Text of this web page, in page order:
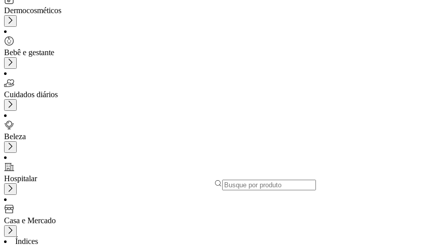
Dermocosméticos
Bebê e gestante
Cuidados diários
Beleza
Hospitalar
Casa e Mercado
Índices